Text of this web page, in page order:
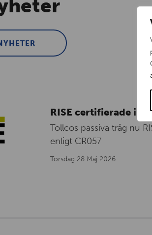
RISE certifierade
Tollcos passiva tråg nu
enligt CR057
Torsdag 28 Maj 2026